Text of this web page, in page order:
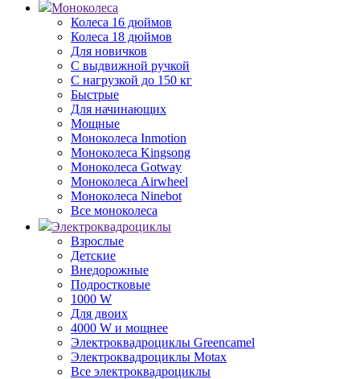
Моноколеса
Колеса 16 дюймов
Колеса 18 дюймов
Для новичков
С выдвижной ручкой
С нагрузкой до 150 кг
Быстрые
Для начинающих
Мощные
Моноколеса Inmotion
Моноколеса Kingsong
Моноколеса Gotway
Моноколеса Airwheel
Моноколеса Ninebot
Все моноколеса
Электроквадроциклы
Взрослые
Детские
Внедорожные
Подростковые
1000 W
Для двоих
4000 W и мощнее
Электроквадроциклы Greencamel
Электроквадроциклы Motax
Все электроквадроциклы